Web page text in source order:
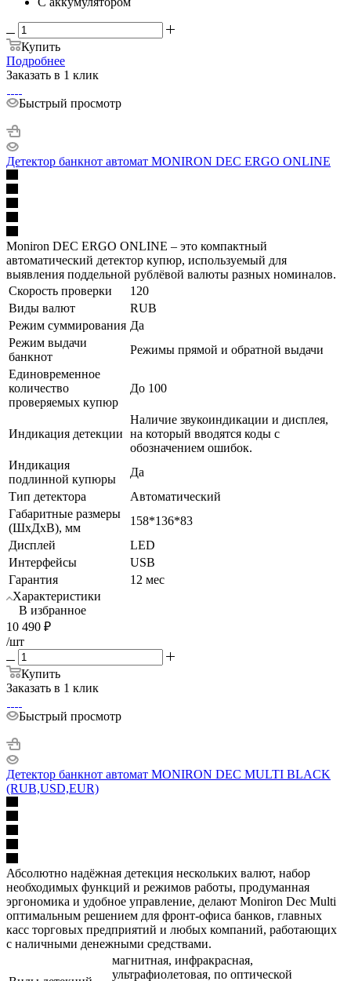
Купить
Подробнее
Заказать в 1 клик
Быстрый просмотр
Детектор банкнот автомат MONIRON DEC ERGO ONLINE
Moniron DEC ERGO ONLINE – это компактный
автоматический детектор купюр, используемый для
выявления поддельной рублёвой валюты разных номиналов.
Скорость проверки
120
Виды валют
RUB
Режим суммирования Да
Режим выдачи
банкнот
Режимы прямой и обратной выдачи
Единовременное
количество
проверяемых купюр
До 100
Индикация детекции
Наличие звукоиндикации и дисплея,
на который вводятся коды с
обозначением ошибок.
Индикация
подлинной купюры
Да
Тип детектора
Автоматический
Габаритные размеры
(ШхДхВ), мм
158*136*83
Дисплей
LED
Интерфейсы
USB
Гарантия
12 мес
Характеристики
В избранное
10 490 ₽
/шт
Купить
Заказать в 1 клик
Быстрый просмотр
Детектор банкнот автомат MONIRON DEC MULTI BLACK
(RUB,USD,EUR)
Абсолютно надёжная детекция нескольких валют, набор
необходимых функций и режимов работы, продуманная
эргономика и удобное управление, делают Moniron Dec Multi
оптимальным решением для фронт-офиса банков, главных
касс торговых предприятий и любых компаний, работающих
с наличными денежными средствами.
магнитная, инфракрасная,
ультрафиолетовая, по оптической